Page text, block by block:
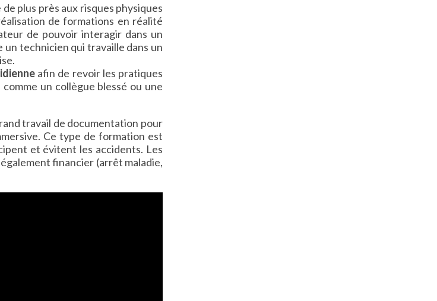
de plus près aux risques physiques
de formations en réalité
de pouvoir interagir dans un
un technicien qui travaille dans un
afin de revoir les pratiques
un collègue blessé ou une
travail de documentation pour
Ce type de formation est
et évitent les accidents. Les
financier (arrêt maladie,